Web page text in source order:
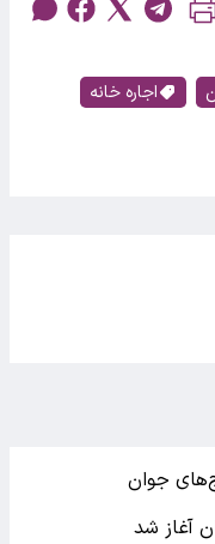
اجاره خانه
جوان
آغاز شد